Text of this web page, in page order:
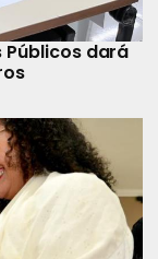
Públicos dará